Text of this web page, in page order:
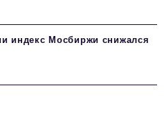
индекс Мосбиржи снижался